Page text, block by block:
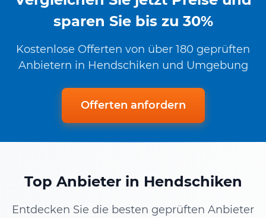
sparen Sie bis zu 30%
Kostenlose Offerten von über 180 geprüften
Anbietern in Hendschiken und Umgebung
Offerten anfordern
Top Anbieter in Hendschiken
Entdecken Sie die besten geprüften Anbieter